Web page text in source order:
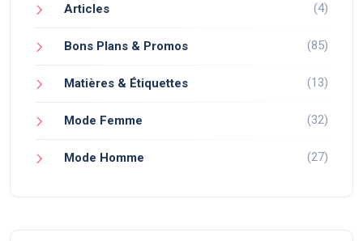
Articles (4)
Bons Plans & Promos (85)
Matières & Étiquettes (13)
Mode Femme (32)
Mode Homme (27)